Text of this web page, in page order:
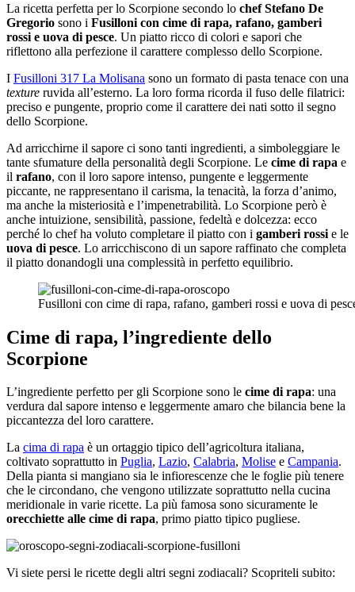
La ricetta perfetta per lo Scorpione secondo lo chef Stefano De
Gregorio sono i Fusilloni con cime di rapa, rafano, gamberi
rossi e uova di pesce. Un piatto ricco di colori e sapori che
riflettono alla perfezione il carattere complesso dello Scorpione.
I Fusilloni 317 La Molisana sono un formato di pasta tenace con una
texture ruvida all’esterno. La loro forma ricorda il fuso delle filatrici:
preciso e pungente, proprio come il carattere dei nati sotto il segno
dello Scorpione.
Ad arricchirne il sapore ci sono tanti ingredienti, a simboleggiare le
tante sfumature della personalità degli Scorpione. Le cime di rapa e
il rafano, con il loro sapore intenso, pungente e leggermente
piccante, ne rappresentano il carisma, la tenacità, la forza d’animo,
ma anche la misteriosità e l’impenetrabilità. Lo Scorpione però è
anche intuizione, sensibilità, passione, fedeltà e dolcezza: ecco
perché lo chef ha voluto completare il piatto con i gamberi rossi e le
uova di pesce. Lo arricchiscono di un sapore raffinato che completa
il piatto donandogli una complessità in perfetto equilibrio.
Fusilloni con cime di rapa, rafano, gamberi rossi e uova di
Cime di rapa, l’ingrediente dello
Scorpione
L’ingrediente perfetto per gli Scorpione sono le cime di rapa: una
verdura dal sapore intenso e leggermente amaro che bilancia bene la
piccantezza del loro carattere.
La cima di rapa è un ortaggio tipico dell’agricoltura italiana,
coltivato soprattutto in Puglia, Lazio, Calabria, Molise e Campania.
Della pianta si mangiano sia le infiorescenze che le foglie più tenere
che le circondano, che vengono utilizzate soprattutto nella cucina
meridionale in varie ricette. La più famosa sono sicuramente le
orecchiette alle cime di rapa, primo piatto tipico pugliese.
Vi siete persi le ricette degli altri segni zodiacali? Scopriteli subito: